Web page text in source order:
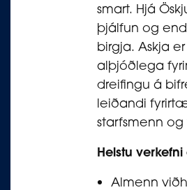
smart. Hjá
þjálfun og
birgja. Askja
alþjóðlega
dreifingu á
leiðandi
starfsmenn
Helstu
Almenn